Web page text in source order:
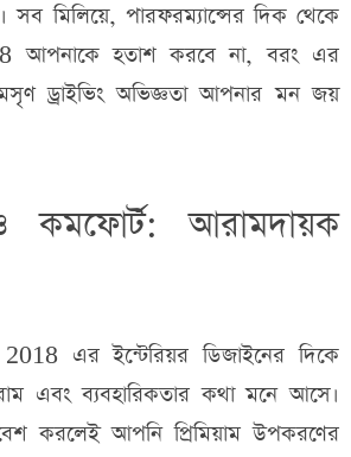
মিলিয়ে, পারফরম্যান্সের দিক থেকে
আপনাকে হতাশ করবে না, বরং এর
ড্রাইভিং অভিজ্ঞতা আপনার মন জয়
কমফোর্ট: আরামদায়ক
এর ইন্টেরিয়র ডিজাইনের দিকে
এবং ব্যবহারিকতার কথা মনে আসে।
করলেই আপনি প্রিমিয়াম উপকরণের